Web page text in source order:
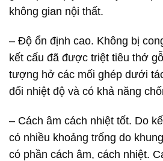
không gian nội thất.
– Độ ổn định cao. Không bị
kết cấu đã được triệt tiêu thớ
tượng hở các mối ghép dưới
đổi nhiệt độ và có khả năng
– Cách âm cách nhiệt tốt. Do
có nhiều khoảng trống do
có phần cách âm, cách nhiệt.